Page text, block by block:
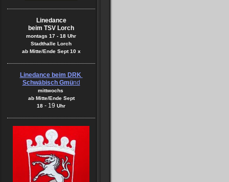
Linedance
beim TSV Lorch
montags 17 - 18 Uhr
Stadthalle Lorch
ab Mitte/Ende Sept 10 x
Linedance beim DRK
Schwäbisch Gmünd
mittwochs
ab Mitte/Ende Sept
18 - 19 Uhr